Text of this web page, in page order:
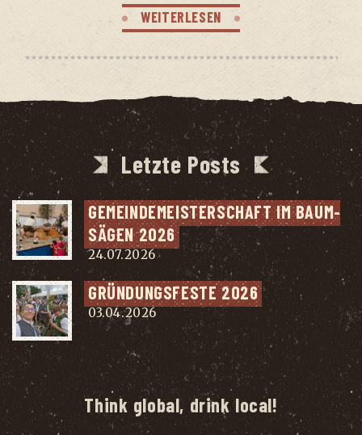
WEITERLESEN
Letzte Posts
GEMEIN­DE­MEIS­TER­SCHAFT IM BAUM­
SÄ­GEN 2026
24.07.2026
GRÜN­DUNGS­FES­TE 2026
03.04.2026
Think global, drink local!